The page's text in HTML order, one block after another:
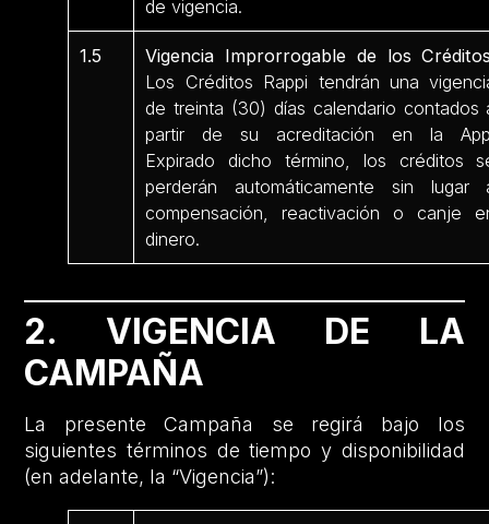
de vigencia.
1.5
Vigencia Improrrogable de los
Los Créditos Rappi tendrán una
de treinta (30) días calendario contados
partir de su acreditación en la
Expirado dicho término, los créditos
perderán automáticamente sin lugar
compensación, reactivación o canje
dinero.
2. VIGENCIA DE LA
CAMPAÑA
La presente Campaña se regirá bajo los
siguientes términos de tiempo y disponibilidad
(en adelante, la “Vigencia”):